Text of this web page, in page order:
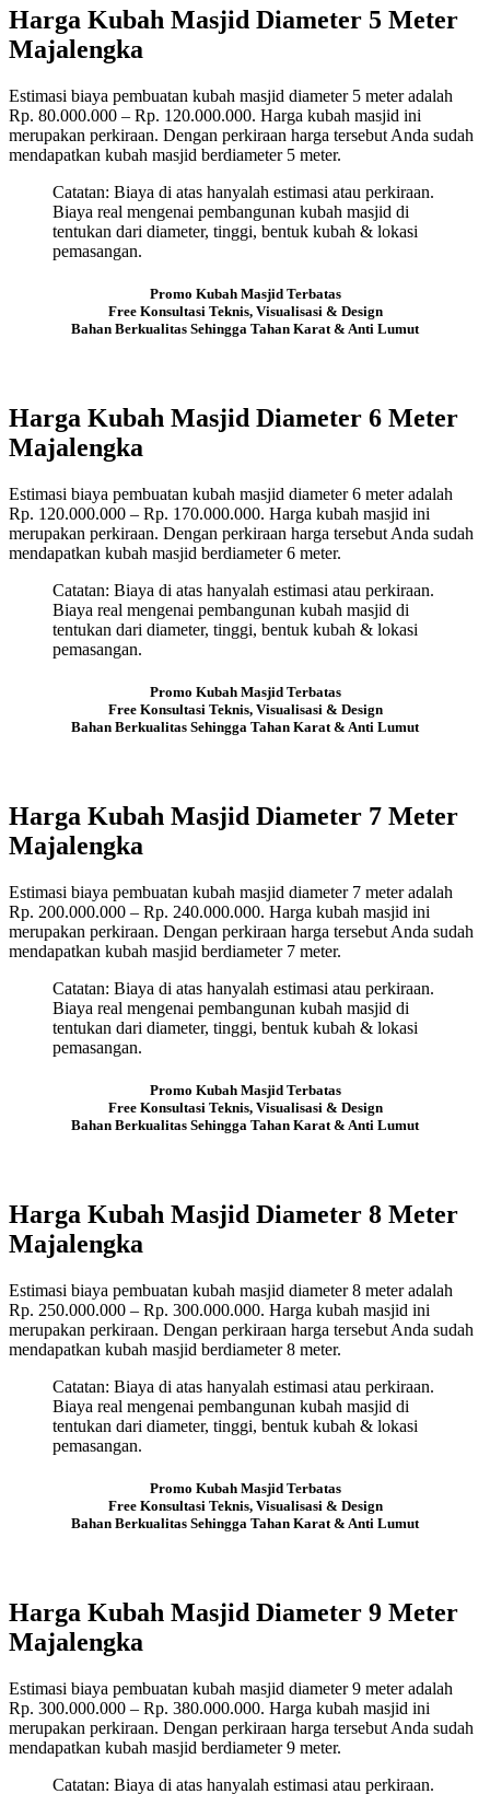
Harga Kubah Masjid Diameter 5 Meter
Majalengka
Estimasi biaya pembuatan kubah masjid diameter 5 meter adalah
Rp. 80.000.000 – Rp. 120.000.000. Harga kubah masjid ini
merupakan perkiraan. Dengan perkiraan harga tersebut Anda sudah
mendapatkan kubah masjid berdiameter 5 meter.
Catatan: Biaya di atas hanyalah estimasi atau perkiraan.
Biaya real mengenai pembangunan kubah masjid di
tentukan dari diameter, tinggi, bentuk kubah & lokasi
pemasangan.
Promo Kubah Masjid Terbatas
Free Konsultasi Teknis, Visualisasi & Design
Bahan Berkualitas Sehingga Tahan Karat & Anti Lumut
Harga Kubah Masjid Diameter 6 Meter
Majalengka
Estimasi biaya pembuatan kubah masjid diameter 6 meter adalah
Rp. 120.000.000 – Rp. 170.000.000. Harga kubah masjid ini
merupakan perkiraan. Dengan perkiraan harga tersebut Anda sudah
mendapatkan kubah masjid berdiameter 6 meter.
Catatan: Biaya di atas hanyalah estimasi atau perkiraan.
Biaya real mengenai pembangunan kubah masjid di
tentukan dari diameter, tinggi, bentuk kubah & lokasi
pemasangan.
Promo Kubah Masjid Terbatas
Free Konsultasi Teknis, Visualisasi & Design
Bahan Berkualitas Sehingga Tahan Karat & Anti Lumut
Harga Kubah Masjid Diameter 7 Meter
Majalengka
Estimasi biaya pembuatan kubah masjid diameter 7 meter adalah
Rp. 200.000.000 – Rp. 240.000.000. Harga kubah masjid ini
merupakan perkiraan. Dengan perkiraan harga tersebut Anda sudah
mendapatkan kubah masjid berdiameter 7 meter.
Catatan: Biaya di atas hanyalah estimasi atau perkiraan.
Biaya real mengenai pembangunan kubah masjid di
tentukan dari diameter, tinggi, bentuk kubah & lokasi
pemasangan.
Promo Kubah Masjid Terbatas
Free Konsultasi Teknis, Visualisasi & Design
Bahan Berkualitas Sehingga Tahan Karat & Anti Lumut
Harga Kubah Masjid Diameter 8 Meter
Majalengka
Estimasi biaya pembuatan kubah masjid diameter 8 meter adalah
Rp. 250.000.000 – Rp. 300.000.000. Harga kubah masjid ini
merupakan perkiraan. Dengan perkiraan harga tersebut Anda sudah
mendapatkan kubah masjid berdiameter 8 meter.
Catatan: Biaya di atas hanyalah estimasi atau perkiraan.
Biaya real mengenai pembangunan kubah masjid di
tentukan dari diameter, tinggi, bentuk kubah & lokasi
pemasangan.
Promo Kubah Masjid Terbatas
Free Konsultasi Teknis, Visualisasi & Design
Bahan Berkualitas Sehingga Tahan Karat & Anti Lumut
Harga Kubah Masjid Diameter 9 Meter
Majalengka
Estimasi biaya pembuatan kubah masjid diameter 9 meter adalah
Rp. 300.000.000 – Rp. 380.000.000. Harga kubah masjid ini
merupakan perkiraan. Dengan perkiraan harga tersebut Anda sudah
mendapatkan kubah masjid berdiameter 9 meter.
Catatan: Biaya di atas hanyalah estimasi atau perkiraan.